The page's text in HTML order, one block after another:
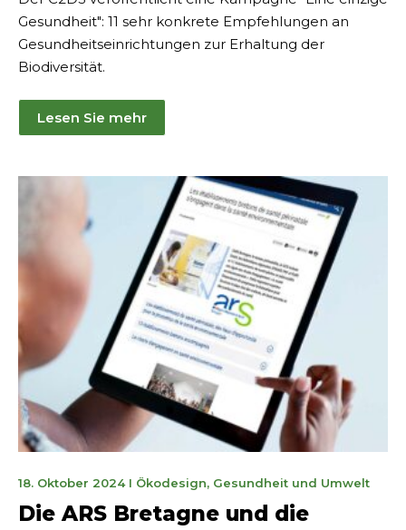
Gesundheit": 11 sehr konkrete Empfehlungen an
Gesundheitseinrichtungen zur Erhaltung der
Biodiversität.
Lesen Sie mehr
18. Oktober 202423.
2024
I Ökodesign, Gesundheit und Umwelt
Die ARS Bretagne und die